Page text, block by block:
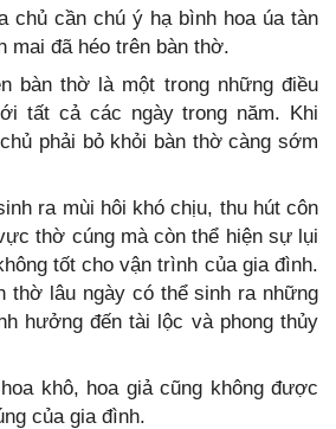
chủ cần chú ý hạ bình hoa úa tàn
mai đã héo trên bàn thờ.
bàn thờ là một trong những điều
tất cả các ngày trong năm. Khi
phải bỏ khỏi bàn thờ càng sớm
ra mùi hôi khó chịu, thu hút côn
thờ cúng mà còn thể hiện sự lụi
tốt cho vận trình của gia đình.
thờ lâu ngày có thể sinh ra những
hưởng đến tài lộc và phong thủy
khô, hoa giả cũng không được
của gia đình.